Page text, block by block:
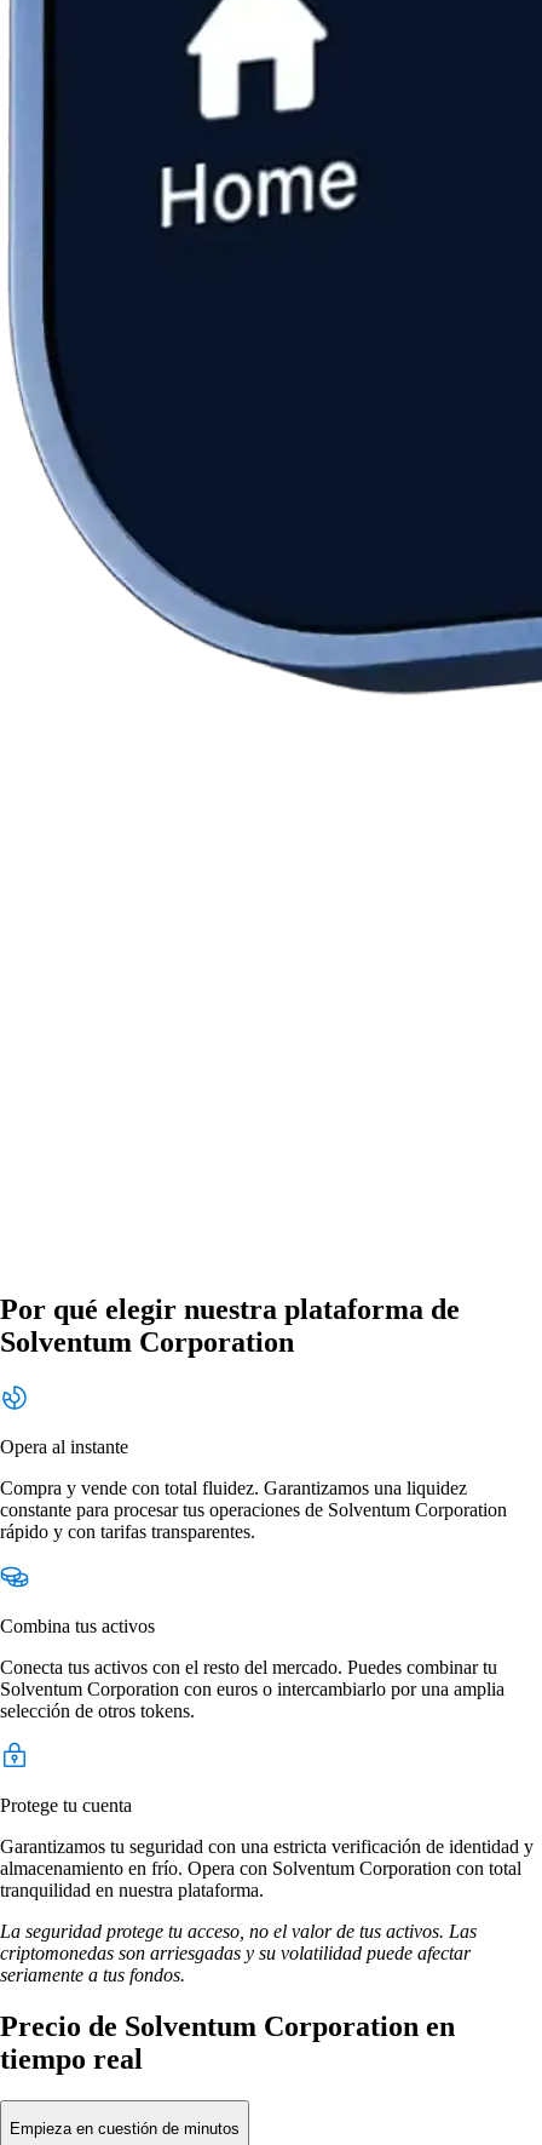
Por qué elegir nuestra plataforma de
Solventum Corporation
Opera al instante
Compra y vende con total fluidez. Garantizamos una liquidez
constante para procesar tus operaciones de Solventum Corporation
rápido y con tarifas transparentes.
Combina tus activos
Conecta tus activos con el resto del mercado. Puedes combinar tu
Solventum Corporation con euros o intercambiarlo por una amplia
selección de otros tokens.
Protege tu cuenta
Garantizamos tu seguridad con una estricta verificación de identidad y
almacenamiento en frío. Opera con Solventum Corporation con total
tranquilidad en nuestra plataforma.
La seguridad protege tu acceso, no el valor de tus activos. Las
criptomonedas son arriesgadas y su volatilidad puede afectar
seriamente a tus fondos.
Precio de Solventum Corporation en
tiempo real
Empieza en cuestión de minutos